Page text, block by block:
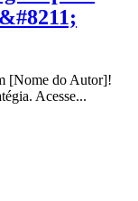
[Nome do Autor]!
Acesse...